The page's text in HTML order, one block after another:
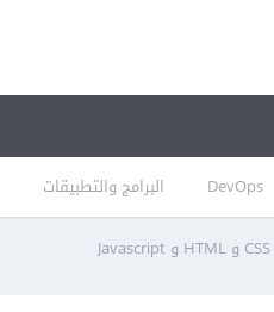
DevOps البرامج والتطبيقات